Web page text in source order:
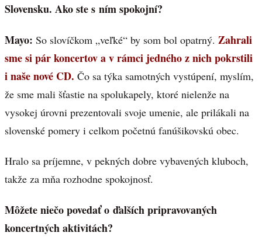
Slovensku. Ako ste s ním spokojní?
Mayo: So slovíčkom „veľké“ by som bol opatrný. Zahrali
sme si pár koncertov a v rámci jedného z nich pokrstili
i naše nové CD. Čo sa týka samotných vystúpení, myslím,
že sme mali šťastie na spolukapely, ktoré nielenže na
vysokej úrovni prezentovali svoje umenie, ale prilákali na
slovenské pomery i celkom početnú fanúšikovskú obec.
Hralo sa príjemne, v pekných dobre vybavených kluboch,
takže za mňa rozhodne spokojnosť.
Môžete niečo povedať o ďalších pripravovaných
koncertných aktivitách?